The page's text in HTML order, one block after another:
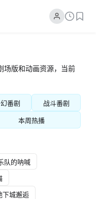
场版和动画资源，当前
番剧 战斗番剧
本周热播
队的呐喊
下城邂逅